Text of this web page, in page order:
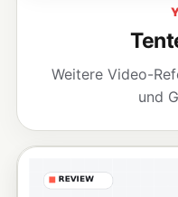
Weitere Video-
und